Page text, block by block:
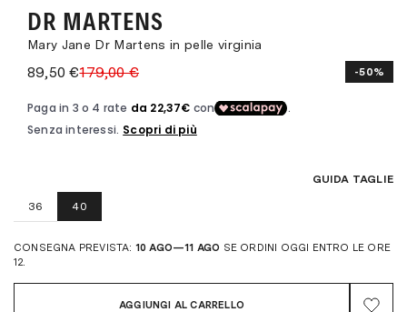
DR MARTENS
Mary Jane Dr Martens in pelle virginia
89,50 €179,00 € -50%
GUIDA TAGLIE
36 40
CONSEGNA PREVISTA: 10 AGO—11 AGO SE ORDINI OGGI ENTRO LE ORE
12.
AGGIUNGI AL CARRELLO